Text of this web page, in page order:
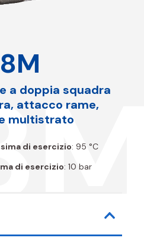
a doppia squadra
attacco rame,
multistrato
di esercizio: 95 °C
di esercizio: 10 bar